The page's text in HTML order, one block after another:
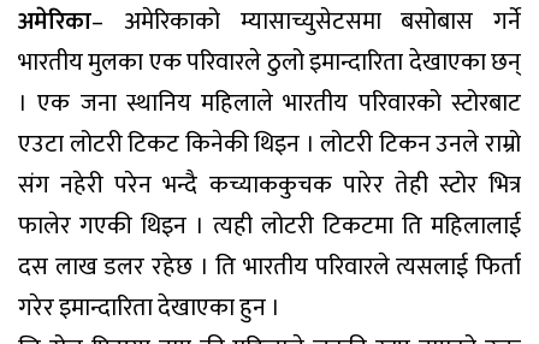
अमेरिका– अमेरिकाको म्यासाच्युसेटसमा बसोबास गर्ने
भारतीय मुलका एक परिवारले ठुलो इमान्दारिता देखाएका छन्
। एक जना स्थानिय महिलाले भारतीय परिवारको स्टोरबाट
एउटा लोटरी टिकट किनेकी थिइन । लोटरी टिकन उनले राम्रो
संग नहेरी परेन भन्दै कच्याककुचक पारेर तेही स्टोर भित्र
फालेर गएकी थिइन । त्यही लोटरी टिकटमा ति महिलालाई
दस लाख डलर रहेछ । ति भारतीय परिवारले त्यसलाई फिर्ता
गरेर इमान्दारिता देखाएका हुन ।